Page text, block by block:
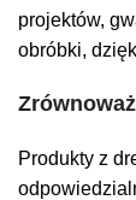
projektów,
obróbki,
Produkty z